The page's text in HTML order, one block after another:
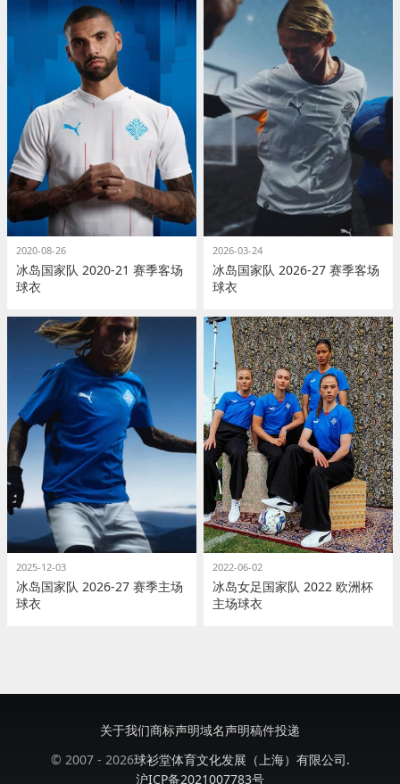
2020-08-26
冰岛国家队 2020-21 赛季客场
球衣
2026-03-24
冰岛国家队 2026-27 赛季客场
球衣
2025-12-03
冰岛国家队 2026-27 赛季主场
球衣
2022-06-02
冰岛女足国家队 2022 欧洲杯
主场球衣
关于我们商标声明域名声明稿件投递
© 2007 - 2026球衫堂体育文化发展（上海）有限公司.
沪ICP备2021007783号